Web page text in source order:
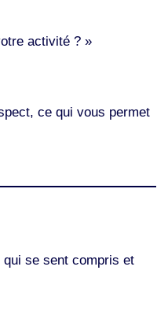
activité ? »
ce qui vous permet
se sent compris et